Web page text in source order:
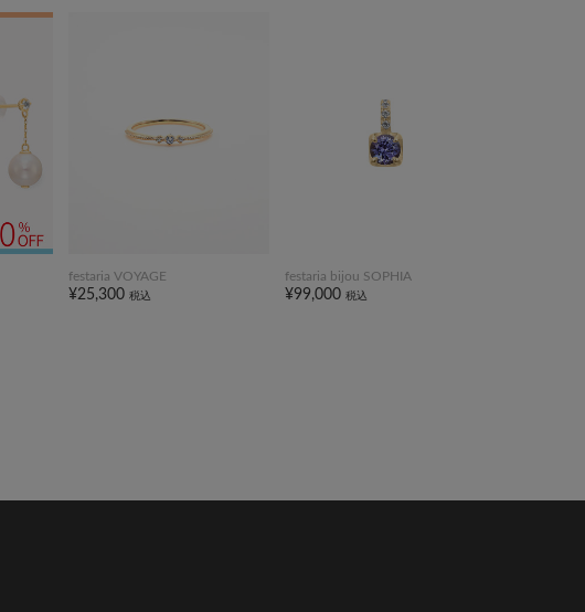
festaria VOYAGE
¥25,300 税込
festaria bijou SOPHIA
¥99,000税込